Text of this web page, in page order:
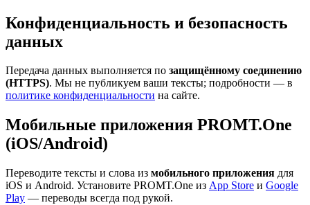
Конфиденциальность и безопасность
данных
Передача данных выполняется по защищённому соединению
(HTTPS). Мы не публикуем ваши тексты; подробности — в
политике конфиденциальности на сайте.
Мобильные приложения PROMT.One
(iOS/Android)
Переводите тексты и слова из мобильного приложения для
iOS и Android. Установите PROMT.One из App Store и Google
Play — переводы всегда под рукой.